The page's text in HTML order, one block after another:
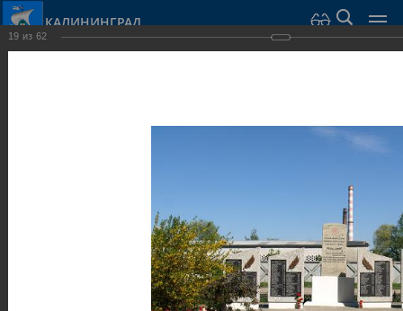
КАЛИНИНГРАД
19 из 62